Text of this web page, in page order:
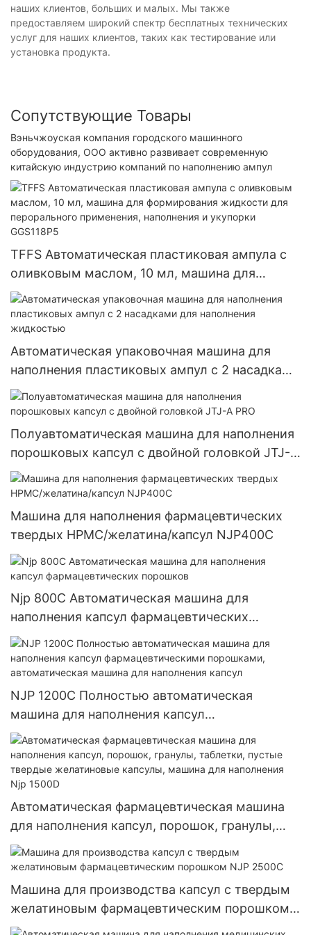
наших клиентов, больших и малых. Мы также
предоставляем широкий спектр бесплатных технических
услуг для наших клиентов, таких как тестирование или
установка продукта.
Сопутствующие Товары
Вэньчжоуская компания городского машинного
оборудования, ООО активно развивает современную
китайскую индустрию компаний по наполнению ампул
TFFS Автоматическая пластиковая ампула с
оливковым маслом, 10 мл, машина для
формирования жидкости для перорального
применения, наполнения и укупорки GGS118P5
Автоматическая упаковочная машина для
наполнения пластиковых ампул с 2 насадками
для наполнения жидкостью
Полуавтоматическая машина для наполнения
порошковых капсул с двойной головкой JTJ-A
PRO
Машина для наполнения фармацевтических
твердых HPMC/желатина/капсул NJP400C
Njp 800C Автоматическая машина для
наполнения капсул фармацевтических
порошков
NJP 1200C Полностью автоматическая
машина для наполнения капсул
фармацевтическими порошками,
автоматическая машина для наполнения
капсул
Автоматическая фармацевтическая машина
для наполнения капсул, порошок, гранулы,
таблетки, пустые твердые желатиновые
капсулы, машина для наполнения Njp 1500D
Машина для производства капсул с твердым
желатиновым фармацевтическим порошком
NJP 2500C